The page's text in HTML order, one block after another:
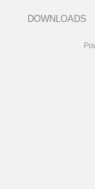
DOWNLOADS